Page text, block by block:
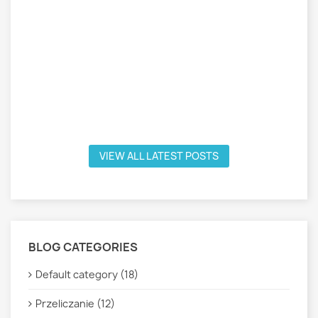
VIEW ALL LATEST POSTS
BLOG CATEGORIES
Default category (18)
Przeliczanie (12)